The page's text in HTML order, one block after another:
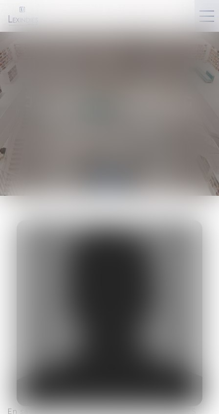
En sa qualité d’ex-associé du cabinet LEXINDIES